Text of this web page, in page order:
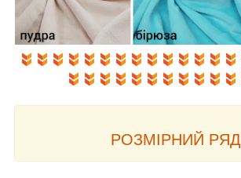
РОЗМІРНИЙ РЯД